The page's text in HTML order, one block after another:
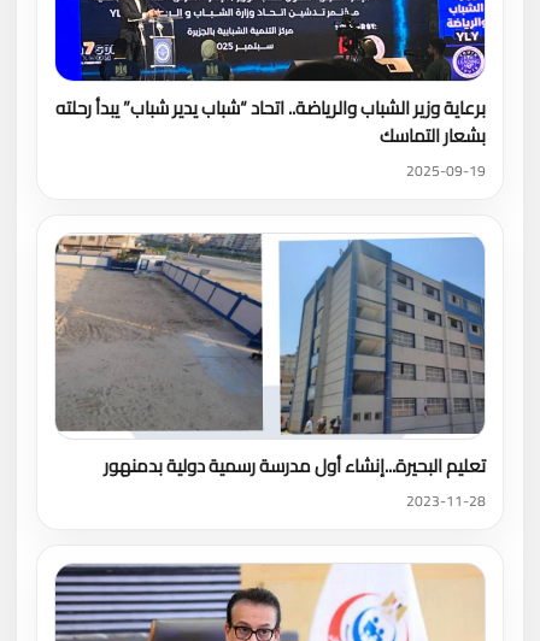
برعاية وزير الشباب والرياضة.. اتحاد “شباب يدير شباب” يبدأ رحلته
بشعار التماسك
2025-09-19
تعليم البحيرة...إنشاء أول مدرسة رسمية دولية بدمنهور
2023-11-28